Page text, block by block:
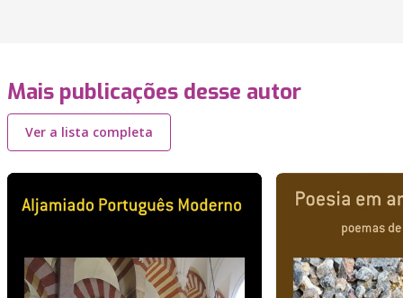
Mais publicações desse autor
Ver a lista completa